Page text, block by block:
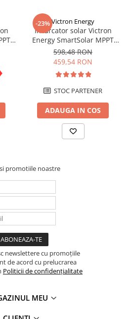
-23%Victron Energy
Incarcator solar Victron
Energy SmartSolar MPPT
100/20 (pana la 48V) Retail
598,48 RON
459,54 RON
STOC PARTENER
ADAUGA IN COS
promotiile noastre
newslettere cu promoțiile
de acord cu prelucrarea
Politicii de confidențialitate
MEU